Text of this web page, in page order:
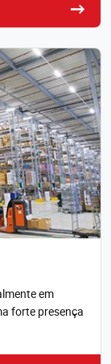
em
forte presença